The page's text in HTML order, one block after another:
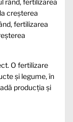
creșterea
fertilizarea
O fertilizare
și legume, în
producția și